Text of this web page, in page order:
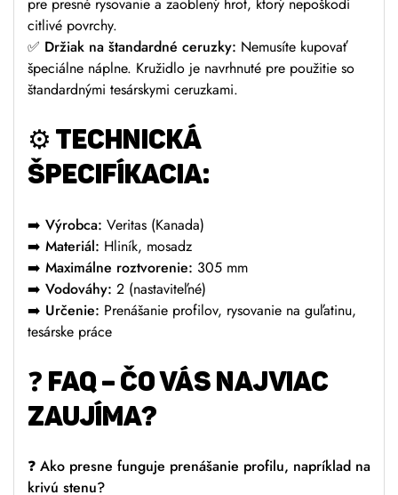
citlivé povrchy.
✅ Držiak na štandardné ceruzky: Nemusíte kupovať
špeciálne náplne. Kružidlo je navrhnuté pre použitie so
štandardnými tesárskymi ceruzkami.
⚙️ TECHNICKÁ
ŠPECIFÍKACIA:
➡️ Výrobca: Veritas (Kanada)
➡️ Materiál: Hliník, mosadz
➡️ Maximálne roztvorenie: 305 mm
➡️ Vodováhy: 2 (nastaviteľné)
➡️ Určenie: Prenášanie profilov, rysovanie na guľatinu,
tesárske práce
❓ FAQ – ČO VÁS NAJVIAC
ZAUJÍMA?
❓ Ako presne funguje prenášanie profilu, napríklad na
krivú stenu?